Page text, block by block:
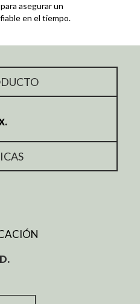
asegurar un
en el tiempo.